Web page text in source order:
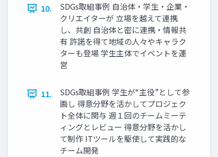
10.
SDGs取組事例 自治体・学生・企業・
クリエイターが 立場を越えて連携
し、共創 自治体と密に連携・情報共
有 許諾を得て地域の人々やキャラク
ターも登場 学生主体でイベントを運
営
11.
SDGs取組事例 学生が“主役”として参
画し 得意分野を活かしてプロジェク
ト全体に関与 週１回のチームミーテ
ィングとレビュー 得意分野を活かし
て制作 ITツールを駆使して実践的な
チーム開発